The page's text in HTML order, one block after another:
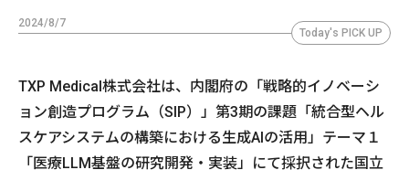
2024/8/7
Today's PICK UP
TXP Medical株式会社は、内閣府の「戦略的イノベーシ
ョン創造プログラム（SIP）」第3期の課題「統合型ヘル
スケアシステムの構築における生成AIの活用」テーマ１
「医療LLM基盤の研究開発・実装」にて採択された国立